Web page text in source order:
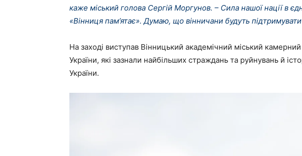
каже міський голова Сергій Моргунов. – Сила нашої нації в
«Вінниця пам’ятає». Думаю, що вінничани будуть
На заході виступав Вінницький академічний міський
України, які зазнали найбільших страждань та руйнувань й
України.